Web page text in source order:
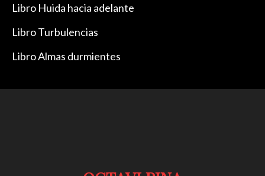
Libro Huida hacia adelante
Libro Turbulencias
Libro Almas durmientes